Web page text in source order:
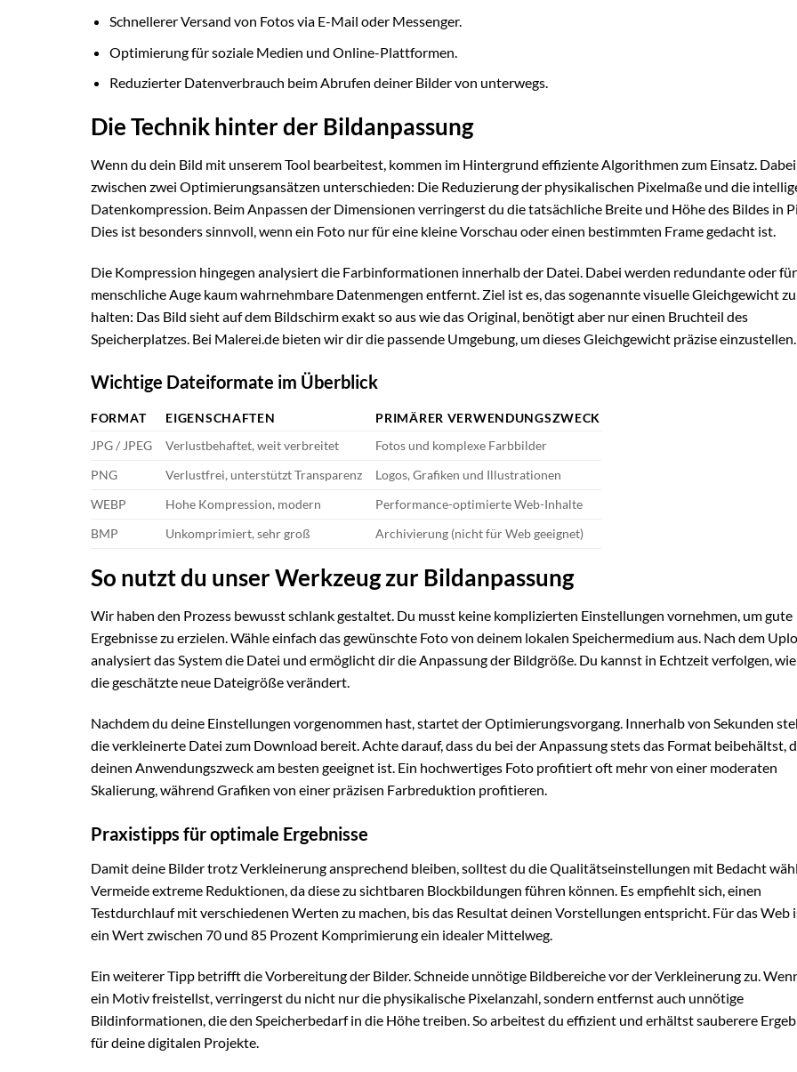
Schnellerer Versand von Fotos via E-Mail oder Messenger.
Optimierung für soziale Medien und Online-Plattformen.
Reduzierter Datenverbrauch beim Abrufen deiner Bilder von unterwegs.
Die Technik hinter der Bildanpassung
Wenn du dein Bild mit unserem Tool bearbeitest, kommen im Hintergrund effiziente Algorithmen zum Einsatz.
zwischen zwei Optimierungsansätzen unterschieden: Die Reduzierung der physikalischen Pixelmaße und die
Datenkompression. Beim Anpassen der Dimensionen verringerst du die tatsächliche Breite und Höhe des Bildes in
Dies ist besonders sinnvoll, wenn ein Foto nur für eine kleine Vorschau oder einen bestimmten Frame gedacht ist.
Die Kompression hingegen analysiert die Farbinformationen innerhalb der Datei. Dabei werden redundante oder
menschliche Auge kaum wahrnehmbare Datenmengen entfernt. Ziel ist es, das sogenannte visuelle Gleichgewicht zu
halten: Das Bild sieht auf dem Bildschirm exakt so aus wie das Original, benötigt aber nur einen Bruchteil des
Speicherplatzes. Bei Malerei.de bieten wir dir die passende Umgebung, um dieses Gleichgewicht präzise einzustellen.
Wichtige Dateiformate im Überblick
FORMAT EIGENSCHAFTEN
PRIMÄRER VERWENDUNGSZWECK
JPG / JPEG
Verlustbehaftet, weit verbreitet
Fotos und komplexe Farbbilder
PNG
Verlustfrei, unterstützt Transparenz
Logos, Grafiken und Illustrationen
WEBP
Hohe Kompression, modern
Performance-optimierte Web-Inhalte
BMP
Unkomprimiert, sehr groß Archivierung (nicht für Web geeignet)
So nutzt du unser Werkzeug zur Bildanpassung
Wir haben den Prozess bewusst schlank gestaltet. Du musst keine komplizierten Einstellungen vornehmen, um gute
Ergebnisse zu erzielen. Wähle einfach das gewünschte Foto von deinem lokalen Speichermedium aus. Nach dem
analysiert das System die Datei und ermöglicht dir die Anpassung der Bildgröße. Du kannst in Echtzeit verfolgen,
die geschätzte neue Dateigröße verändert.
Nachdem du deine Einstellungen vorgenommen hast, startet der Optimierungsvorgang. Innerhalb von Sekunden
die verkleinerte Datei zum Download bereit. Achte darauf, dass du bei der Anpassung stets das Format beibehältst,
deinen Anwendungszweck am besten geeignet ist. Ein hochwertiges Foto profitiert oft mehr von einer moderaten
Skalierung, während Grafiken von einer präzisen Farbreduktion profitieren.
Praxistipps für optimale Ergebnisse
Damit deine Bilder trotz Verkleinerung ansprechend bleiben, solltest du die Qualitätseinstellungen mit Bedacht
Vermeide extreme Reduktionen, da diese zu sichtbaren Blockbildungen führen können. Es empfiehlt sich, einen
Testdurchlauf mit verschiedenen Werten zu machen, bis das Resultat deinen Vorstellungen entspricht. Für das Web
ein Wert zwischen 70 und 85 Prozent Komprimierung ein idealer Mittelweg.
Ein weiterer Tipp betrifft die Vorbereitung der Bilder. Schneide unnötige Bildbereiche vor der Verkleinerung zu.
ein Motiv freistellst, verringerst du nicht nur die physikalische Pixelanzahl, sondern entfernst auch unnötige
Bildinformationen, die den Speicherbedarf in die Höhe treiben. So arbeitest du effizient und erhältst sauberere
für deine digitalen Projekte.